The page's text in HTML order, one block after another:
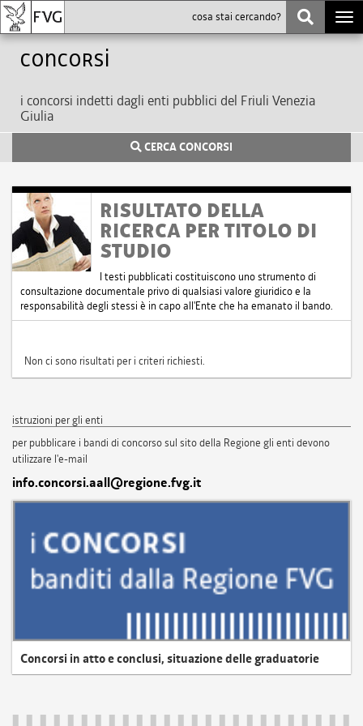
Concorsi
i concorsi indetti dagli enti pubblici del Friuli Venezia
Giulia
CERCA CONCORSI
RISULTATO DELLA
RICERCA PER TITOLO DI
STUDIO
I testi pubblicati costituiscono uno strumento di
consultazione documentale privo di qualsiasi valore giuridico e la
responsabilità degli stessi è in capo all'Ente che ha emanato il bando.
Non ci sono risultati per i criteri richiesti.
istruzioni per gli enti
per pubblicare i bandi di concorso sul sito della Regione gli enti devono
utilizzare l'e-mail
info.concorsi.aall@regione.fvg.it
Concorsi in atto e conclusi, situazione delle graduatorie